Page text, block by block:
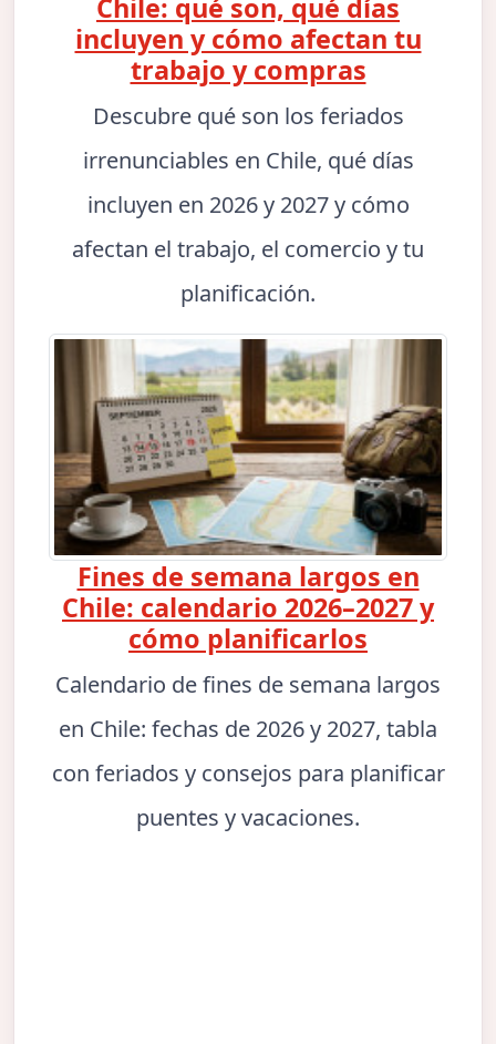
Chile: qué son, qué días
incluyen y cómo afectan tu
trabajo y compras
Descubre qué son los feriados
irrenunciables en Chile, qué días
incluyen en 2026 y 2027 y cómo
afectan el trabajo, el comercio y tu
planificación.
Fines de semana largos en
Chile: calendario 2026–2027 y
cómo planificarlos
Calendario de fines de semana largos
en Chile: fechas de 2026 y 2027, tabla
con feriados y consejos para planificar
puentes y vacaciones.